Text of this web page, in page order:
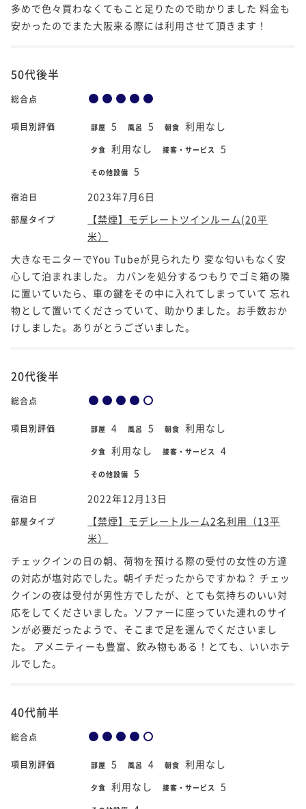
多めで色々買わなくてもこと足りたので助かりました 料金も
安かったのでまた大阪来る際には利用させて頂きます！
50代後半
総合点
項目別評価 部屋 5 風呂 5 朝食 利用なし
夕食 利用なし 接客・サービス 5
その他設備 5
宿泊日 2023年7月6日
部屋タイプ
【禁煙】モデレートツインルーム(20平
米）
大きなモニターでYou Tubeが見られたり 変な匂いもなく安
心して泊まれました。 カバンを処分するつもりでゴミ箱の隣
に置いていたら、車の鍵をその中に入れてしまっていて 忘れ
物として置いてくださっていて、助かりました。お手数おか
けしました。ありがとうございました。
20代後半
総合点
項目別評価 部屋 4 風呂 5 朝食 利用なし
夕食 利用なし 接客・サービス 4
その他設備 5
宿泊日 2022年12月13日
部屋タイプ
【禁煙】モデレートルーム2名利用（13平
米）
チェックインの日の朝、荷物を預ける際の受付の女性の方達
の対応が塩対応でした。朝イチだったからですかね？ チェッ
クインの夜は受付が男性方でしたが、とても気持ちのいい対
応をしてくださいました。ソファーに座っていた連れのサイ
ンが必要だったようで、そこまで足を運んでくださいまし
た。 アメニティーも豊富、飲み物もある！とても、いいホテ
ルでした。
40代前半
総合点
項目別評価 部屋 5 風呂 4 朝食 利用なし
夕食 利用なし 接客・サービス 5